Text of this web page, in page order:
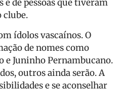
e de pessoas que tiveram
clube.
ídolos vascaínos. O
de nomes como
e Juninho Pernambucano.
outros ainda serão. A
e se aconselhar